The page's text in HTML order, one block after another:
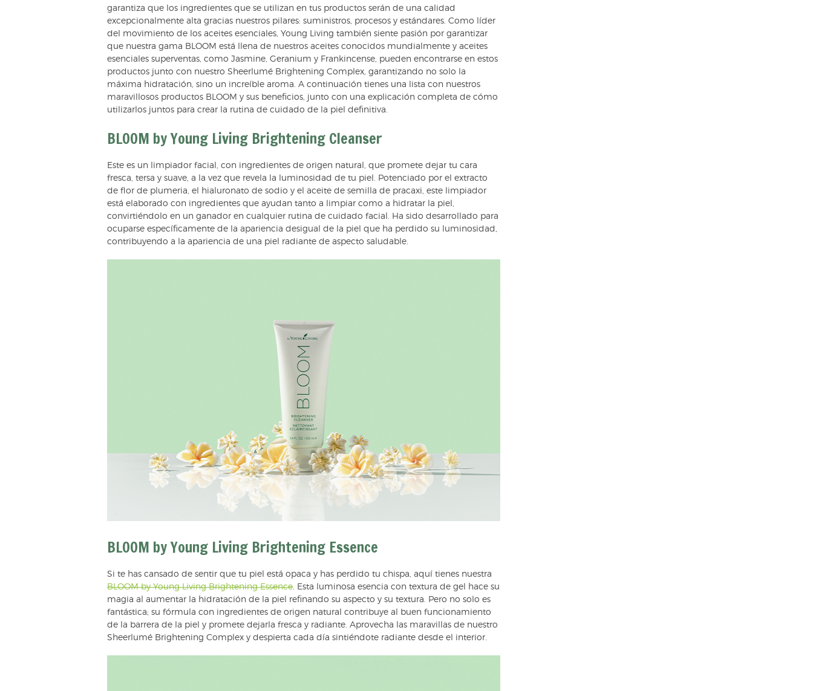
garantiza que los ingredientes que se utilizan en tus productos serán de una calidad
excepcionalmente alta gracias nuestros pilares: suministros, procesos y estándares. Como líder
del movimiento de los aceites esenciales, Young Living también siente pasión por garantizar
que nuestra gama BLOOM está llena de nuestros aceites conocidos mundialmente y aceites
esenciales superventas, como Jasmine, Geranium y Frankincense, pueden encontrarse en estos
productos junto con nuestro Sheerlumé Brightening Complex, garantizando no solo la
máxima hidratación, sino un increíble aroma. A continuación tienes una lista con nuestros
maravillosos productos BLOOM y sus beneficios, junto con una explicación completa de cómo
utilizarlos juntos para crear la rutina de cuidado de la piel definitiva.
BLOOM by Young Living Brightening Cleanser
Este es un limpiador facial, con ingredientes de origen natural, que promete dejar tu cara
fresca, tersa y suave, a la vez que revela la luminosidad de tu piel. Potenciado por el extracto
de flor de plumeria, el hialuronato de sodio y el aceite de semilla de pracaxi, este limpiador
está elaborado con ingredientes que ayudan tanto a limpiar como a hidratar la piel,
convirtiéndolo en un ganador en cualquier rutina de cuidado facial. Ha sido desarrollado para
ocuparse específicamente de la apariencia desigual de la piel que ha perdido su luminosidad,
contribuyendo a la apariencia de una piel radiante de aspecto saludable.
BLOOM by Young Living Brightening Essence
Si te has cansado de sentir que tu piel está opaca y has perdido tu chispa, aquí tienes nuestra
BLOOM by Young Living Brightening Essence . Esta luminosa esencia con textura de gel hace su
magia al aumentar la hidratación de la piel refinando su aspecto y su textura. Pero no solo es
fantástica; su fórmula con ingredientes de origen natural contribuye al buen funcionamiento
de la barrera de la piel y promete dejarla fresca y radiante. Aprovecha las maravillas de nuestro
Sheerlumé Brightening Complex y despierta cada día sintiéndote radiante desde el interior.